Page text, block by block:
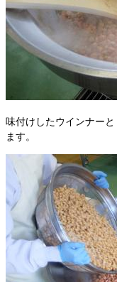
味付けしたウインナー
ます。